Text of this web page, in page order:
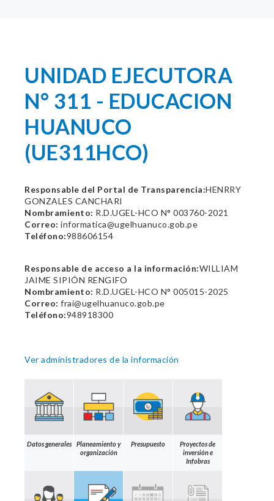
UNIDAD EJECUTORA
N° 311 - EDUCACION
HUANUCO
(UE311HCO)
Responsable del Portal de Transparencia:HENRRY
GONZALES CANCHARI
Nombramiento: R.D.UGEL-HCO N° 003760-2021
Correo: informatica@ugelhuanuco.gob.pe
Teléfono:988606154
Responsable de acceso a la información:WILLIAM
JAIME SIPIÓN RENGIFO
Nombramiento: R.D.UGEL-HCO N° 005015-2025
Correo: frai@ugelhuanuco.gob.pe
Teléfono:948918300
Ver administradores de la información
Datos generales
Planeamiento y
organización
Presupuesto
Proyectos de
inversión e
Infobras